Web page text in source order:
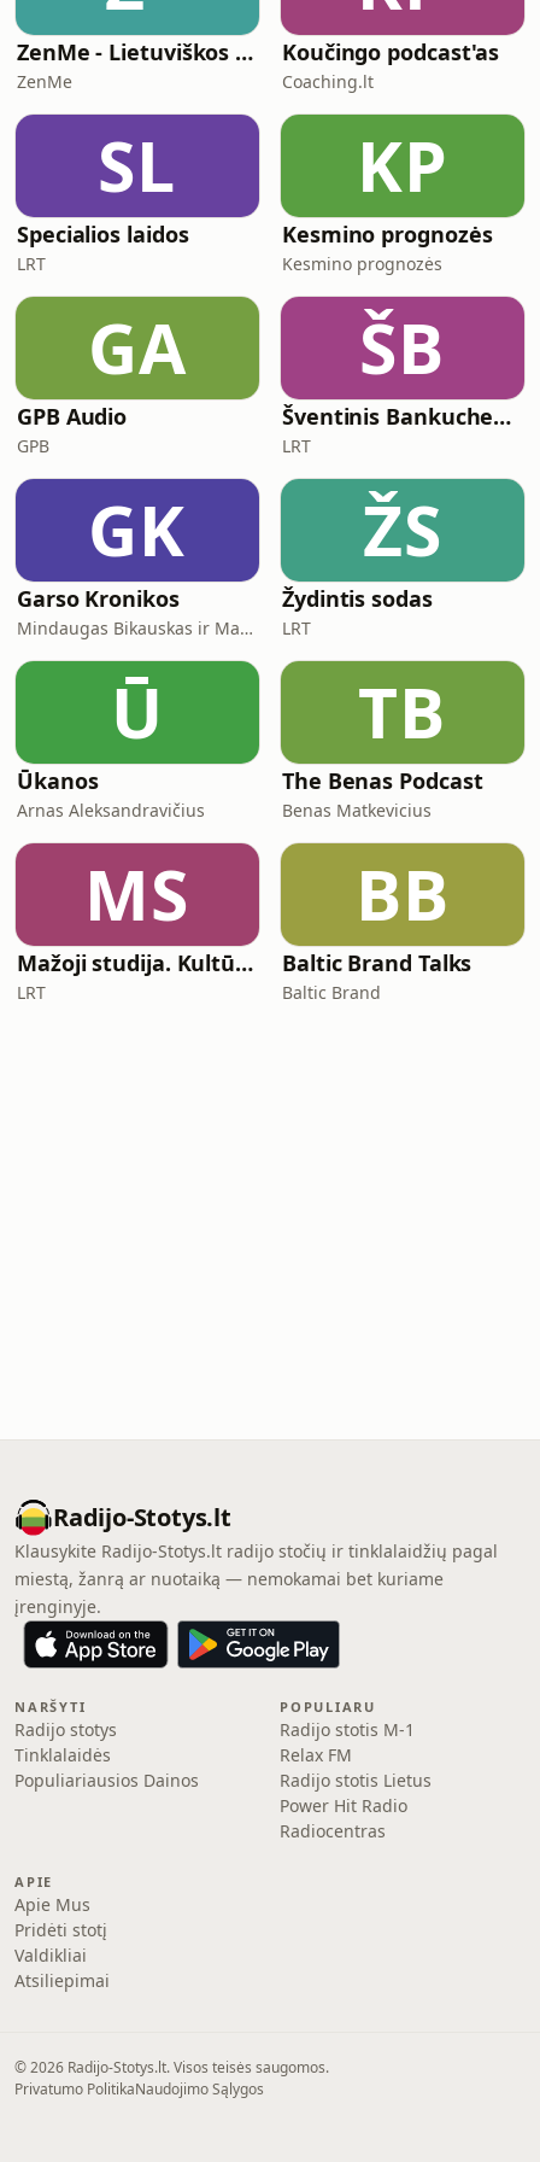
ZenMe - Lietuviškos Meditacijos
ZenMe
Koučingo podcast'as
Coaching.lt
SL
Specialios laidos
LRT
KP
Kesmino prognozės
Kesmino prognozės
GA
GPB Audio
GPB
ŠB
Šventinis Bankuchenas
LRT
GK
Garso Kronikos
Mindaugas Bikauskas ir Marius Zaremba
ŽS
Žydintis sodas
LRT
Ū
Ūkanos
Arnas Aleksandravičius
TB
The Benas Podcast
Benas Matkevicius
MS
Mažoji studija. Kultūra ir religija.
LRT
BB
Baltic Brand Talks
Baltic Brand
Radijo-Stotys.lt
Klausykite Radijo-Stotys.lt radijo stočių ir tinklalaidžių pagal
miestą, žanrą ar nuotaiką — nemokamai bet kuriame
įrenginyje.
NARŠYTI
Radijo stotys
Tinklalaidės
Populiariausios Dainos
POPULIARU
Radijo stotis M-1
Relax FM
Radijo stotis Lietus
Power Hit Radio
Radiocentras
APIE
Apie Mus
Pridėti stotį
Valdikliai
Atsiliepimai
© 2026 Radijo-Stotys.lt. Visos teisės saugomos.
Privatumo PolitikaNaudojimo Sąlygos